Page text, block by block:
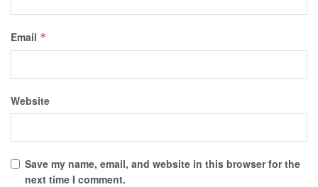
Email *
Website
Save my name, email, and website in this browser for the
next time I comment.